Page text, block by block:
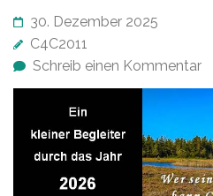
30. Dezember 2025
C4C2011
Schreib einen Kommentar